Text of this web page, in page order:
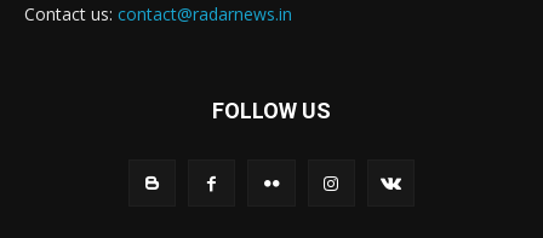
Contact us: contact@radarnews.in
FOLLOW US